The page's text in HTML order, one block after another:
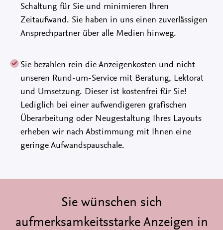
Schaltung für Sie und minimieren Ihren
Zeitaufwand. Sie haben in uns einen zuverlässigen
Ansprechpartner über alle Medien hinweg.
Sie bezahlen rein die Anzeigenkosten und nicht
unseren Rund-um-Service mit Beratung, Lektorat
und Umsetzung. Dieser ist kostenfrei für Sie!
Lediglich bei einer aufwendigeren grafischen
Überarbeitung oder Neugestaltung Ihres Layouts
erheben wir nach Abstimmung mit Ihnen eine
geringe Aufwandspauschale.
Sie wünschen sich
aufmerksamkeitsstarke Anzeigen in